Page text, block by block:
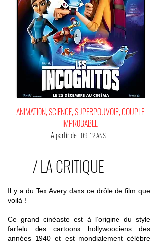
ANIMATION, SCIENCE, SUPERPOUVOIR, COUPLE
IMPROBABLE
A partir de 09-12 ANS
/ LA CRITIQUE
​Il y a du Tex Avery dans ce drôle de film que
voilà !
Ce grand cinéaste est à l’origine du style
farfelu des cartoons hollywoodiens des
années 1940 et est mondialement célèbre